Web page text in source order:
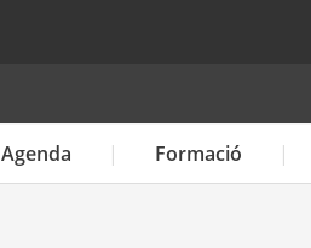
Agenda Formació